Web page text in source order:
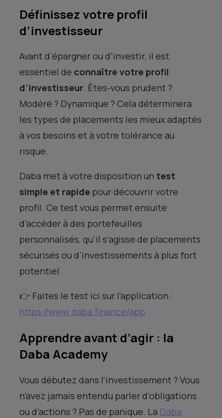
Définissez votre profil
d’investisseur
Avant d’épargner ou d’investir, il est
essentiel de connaître votre profil
d’investisseur. Êtes-vous prudent ?
Modéré ? Dynamique ? Cela déterminera
les types de placements les mieux adaptés
à vos besoins et à votre tolérance au
risque.
Daba met à votre disposition un test
simple et rapide pour découvrir votre
profil. Ce test vous permet ensuite
d’accéder à des portefeuilles
personnalisés, qu’il s’agisse de placements
sécurisés ou d’investissements à plus fort
potentiel.
👉 Faites le test ici sur l’application :
https://www.daba.finance/app
Apprendre avant d’agir : la
Daba Academy
Vous débutez dans l’investissement ? Vous
n’avez jamais entendu parler d’obligations
ou d’actions ? Pas de panique. La Daba